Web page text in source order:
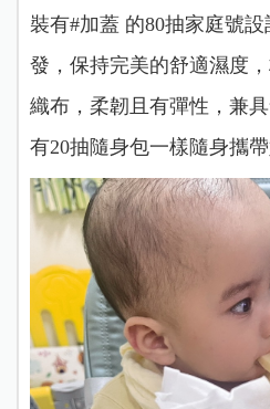
裝有#加蓋 的80抽家庭號
發，保持完美的舒適濕度
織布，柔韌且有彈性，兼
有20抽隨身包一樣隨身攜帶